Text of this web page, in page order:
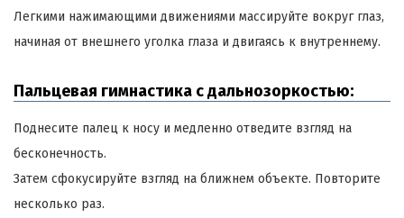
Легкими нажимающими движениями массируйте вокруг глаз,
начиная от внешнего уголка глаза и двигаясь к внутреннему.
Пальцевая гимнастика с дальнозоркостью:
Поднесите палец к носу и медленно отведите взгляд на
бесконечность.
Затем сфокусируйте взгляд на ближнем объекте. Повторите
несколько раз.